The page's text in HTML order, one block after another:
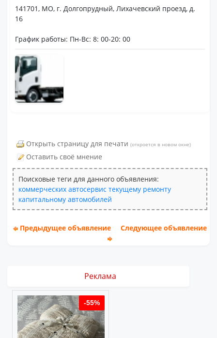
141701, МО, г. Долгопрудный, Лихачевский проезд, д.
16
График работы: Пн-Вс: 8: 00-20: 00
Открыть страницу для печати (откроется в новом окне)
Оставить своё мнение
Поисковые теги для данного объявления:
коммерческих автосервис текущему ремонту
капитальному автомобилей
Предыдущее объявление Следующее объявление
Реклама
-55%